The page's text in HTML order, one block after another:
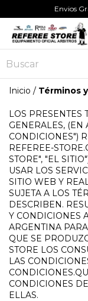
Envios
Inicio / Términos
LOS PRESENTES
GENERALES, (EN
CONDICIONES")
REFEREE-
STORE", "EL
USAR LOS
SITIO WEB Y
SUJETA A LOS
DESCRIBEN.
Y CONDICIONES
ARGENTINA
QUE SE
STORE LOS
LAS
CONDICIONES
ELLAS.